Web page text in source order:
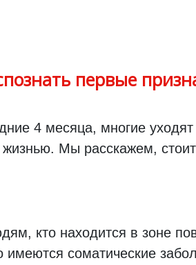
первые
4 месяца, многие
Мы расскажем,
кто находится в зоне
соматические